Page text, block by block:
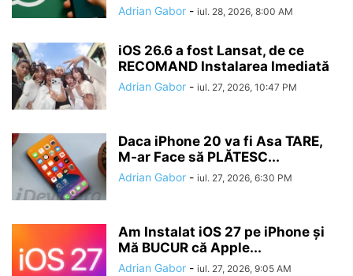
Adrian Gabor - iul. 28, 2026, 8:00 AM
iOS 26.6 a fost Lansat, de ce
RECOMAND Instalarea Imediată
Adrian Gabor - iul. 27, 2026, 10:47 PM
Daca iPhone 20 va fi Asa TARE,
M-ar Face să PLĂTESC...
Adrian Gabor - iul. 27, 2026, 6:30 PM
Am Instalat iOS 27 pe iPhone și
Mă BUCUR că Apple...
Adrian Gabor - iul. 27, 2026, 9:05 AM